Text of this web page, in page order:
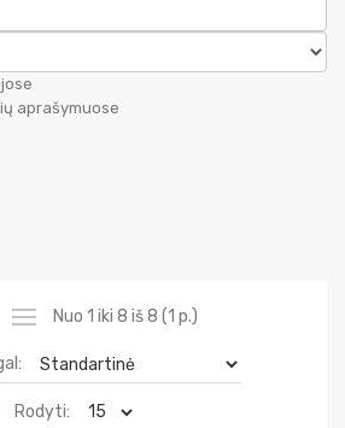
aprašymuose
Nuo 1 iki 8 iš 8 (1 p.)
Rodyti: